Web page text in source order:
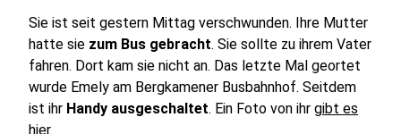
Sie ist seit gestern Mittag verschwunden. Ihre Mutter
hatte sie zum Bus gebracht. Sie sollte zu ihrem Vater
fahren. Dort kam sie nicht an. Das letzte Mal geortet
wurde Emely am Bergkamener Busbahnhof. Seitdem
ist ihr Handy ausgeschaltet. Ein Foto von ihr gibt es
hier.